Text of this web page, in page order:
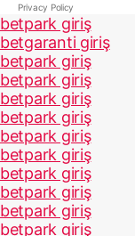
Privacy Policy
betpark giriş
betgaranti giriş
betpark giriş
betpark giriş
betpark giriş
betpark giriş
betpark giriş
betpark giriş
betpark giriş
betpark giriş
betpark giriş
betpark giriş